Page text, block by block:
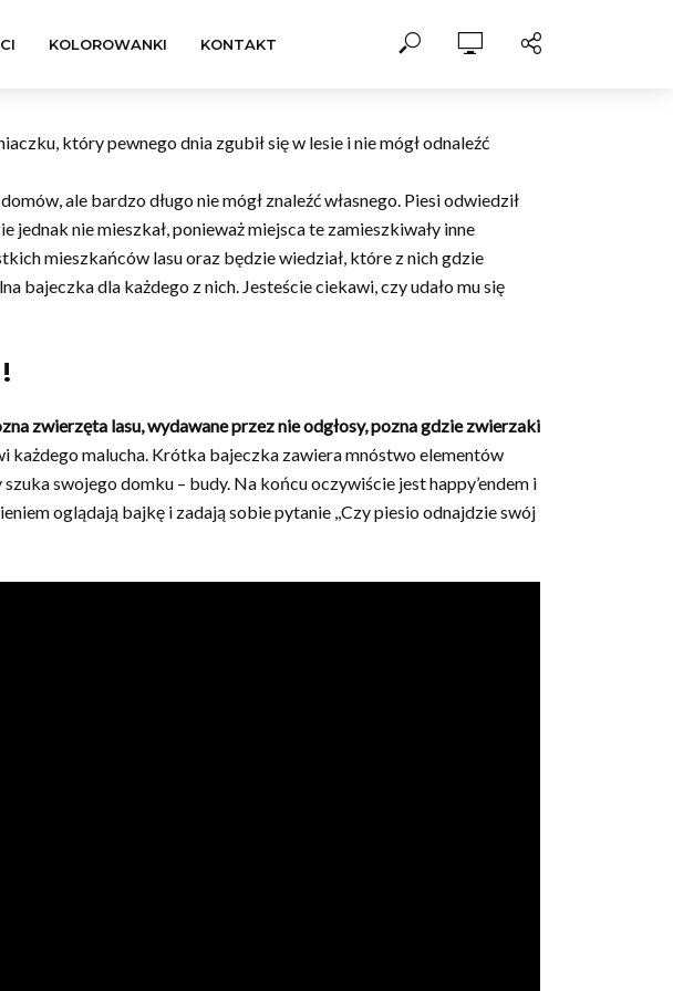
KOLOROWANKI KONTAKT
który pewnego dnia zgubił się w lesie i nie mógł odnaleźć
ale bardzo długo nie mógł znaleźć własnego. Piesi odwiedził
nie mieszkał, ponieważ miejsca te zamieszkiwały inne
mieszkańców lasu oraz będzie wiedział, które z nich gdzie
bajeczka dla każdego z nich. Jesteście ciekawi, czy udało mu się
zwierzęta lasu, wydawane przez nie odgłosy, pozna gdzie zwierzaki
każdego malucha. Krótka bajeczka zawiera mnóstwo elementów
swojego domku – budy. Na końcu oczywiście jest happy’endem i
oglądają bajkę i zadają sobie pytanie ,,Czy piesio odnajdzie swój